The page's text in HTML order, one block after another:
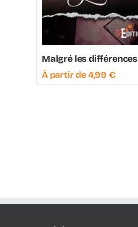
Malgré les différences
À partir de4,99 €